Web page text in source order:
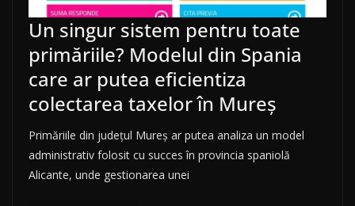
Un singur sistem pentru toate
primăriile? Modelul din Spania
care ar putea eficientiza
colectarea taxelor în Mureș
Primăriile din județul Mureș ar putea analiza un model
administrativ folosit cu succes în provincia spaniolă
Alicante, unde gestionarea unei